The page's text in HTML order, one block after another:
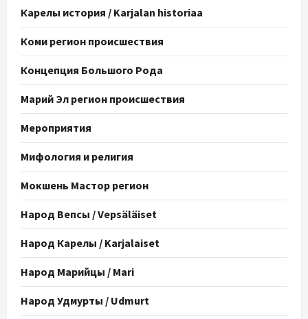
Карелы история / Karjalan historiaa
Коми регион происшествия
Концепция Большого Рода
Марий Эл регион происшествия
Мероприятия
Мифология и религия
Мокшень Мастор регион
Народ Вепсы / Vepsäläiset
Народ Карелы / Karjalaiset
Народ Марийцы / Mari
Народ Удмурты / Udmurt